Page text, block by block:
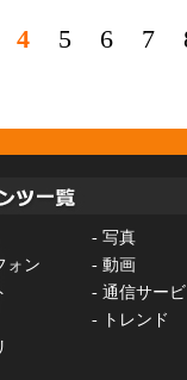
4 5 6 7
- 写真
ォン - 動画
- 通信サー
-
トレンド